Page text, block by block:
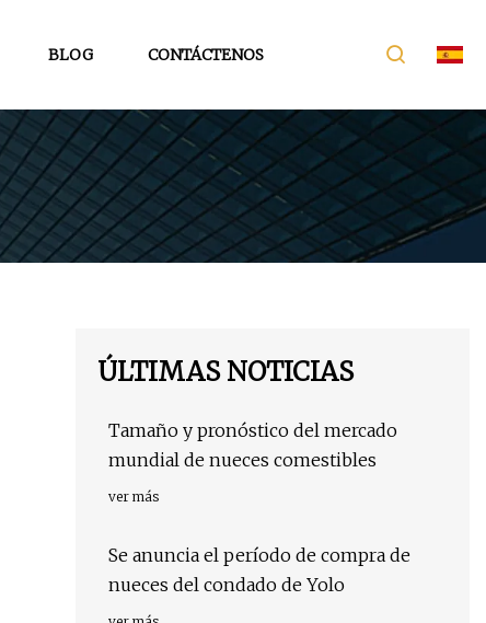
BLOG CONTÁCTENOS
ÚLTIMAS NOTICIAS
Tamaño y pronóstico del mercado
mundial de nueces comestibles
ver más
Se anuncia el período de compra de
nueces del condado de Yolo